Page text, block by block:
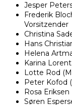
Jesper
Frederik
Vorsitzender
Christina
Hans
Helena
Karina
Lotte Rod
Peter Kofod
Rosa
Søren